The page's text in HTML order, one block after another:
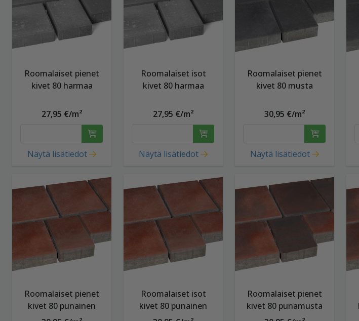
Roomalaiset pienet
kivet 80 harmaa
27,95 €/m²
Näytä lisätiedot
Roomalaiset isot
kivet 80 harmaa
27,95 €/m²
Näytä lisätiedot
Roomalaiset pienet
kivet 80 musta
30,95 €/m²
Näytä lisätiedot
Roomalaiset pienet
kivet 80 punainen
Roomalaiset isot
kivet 80 punainen
Roomalaiset pienet
kivet 80 punamusta